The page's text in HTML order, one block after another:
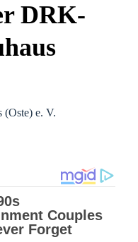
DRK-
(Oste) e. V.